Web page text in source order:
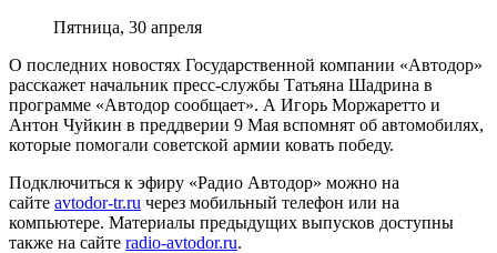
Пятница, 30 апреля
О последних новостях Государственной компании «Автодор»
расскажет начальник пресс-службы Татьяна Шадрина в
программе «Автодор сообщает». А Игорь Моржаретто и
Антон Чуйкин в преддверии 9 Мая вспомнят об автомобилях,
которые помогали советской армии ковать победу.
Подключиться к эфиру «Радио Автодор» можно на
сайте avtodor-tr.ru через мобильный телефон или на
компьютере. Материалы предыдущих выпусков доступны
также на сайте radio-avtodor.ru.